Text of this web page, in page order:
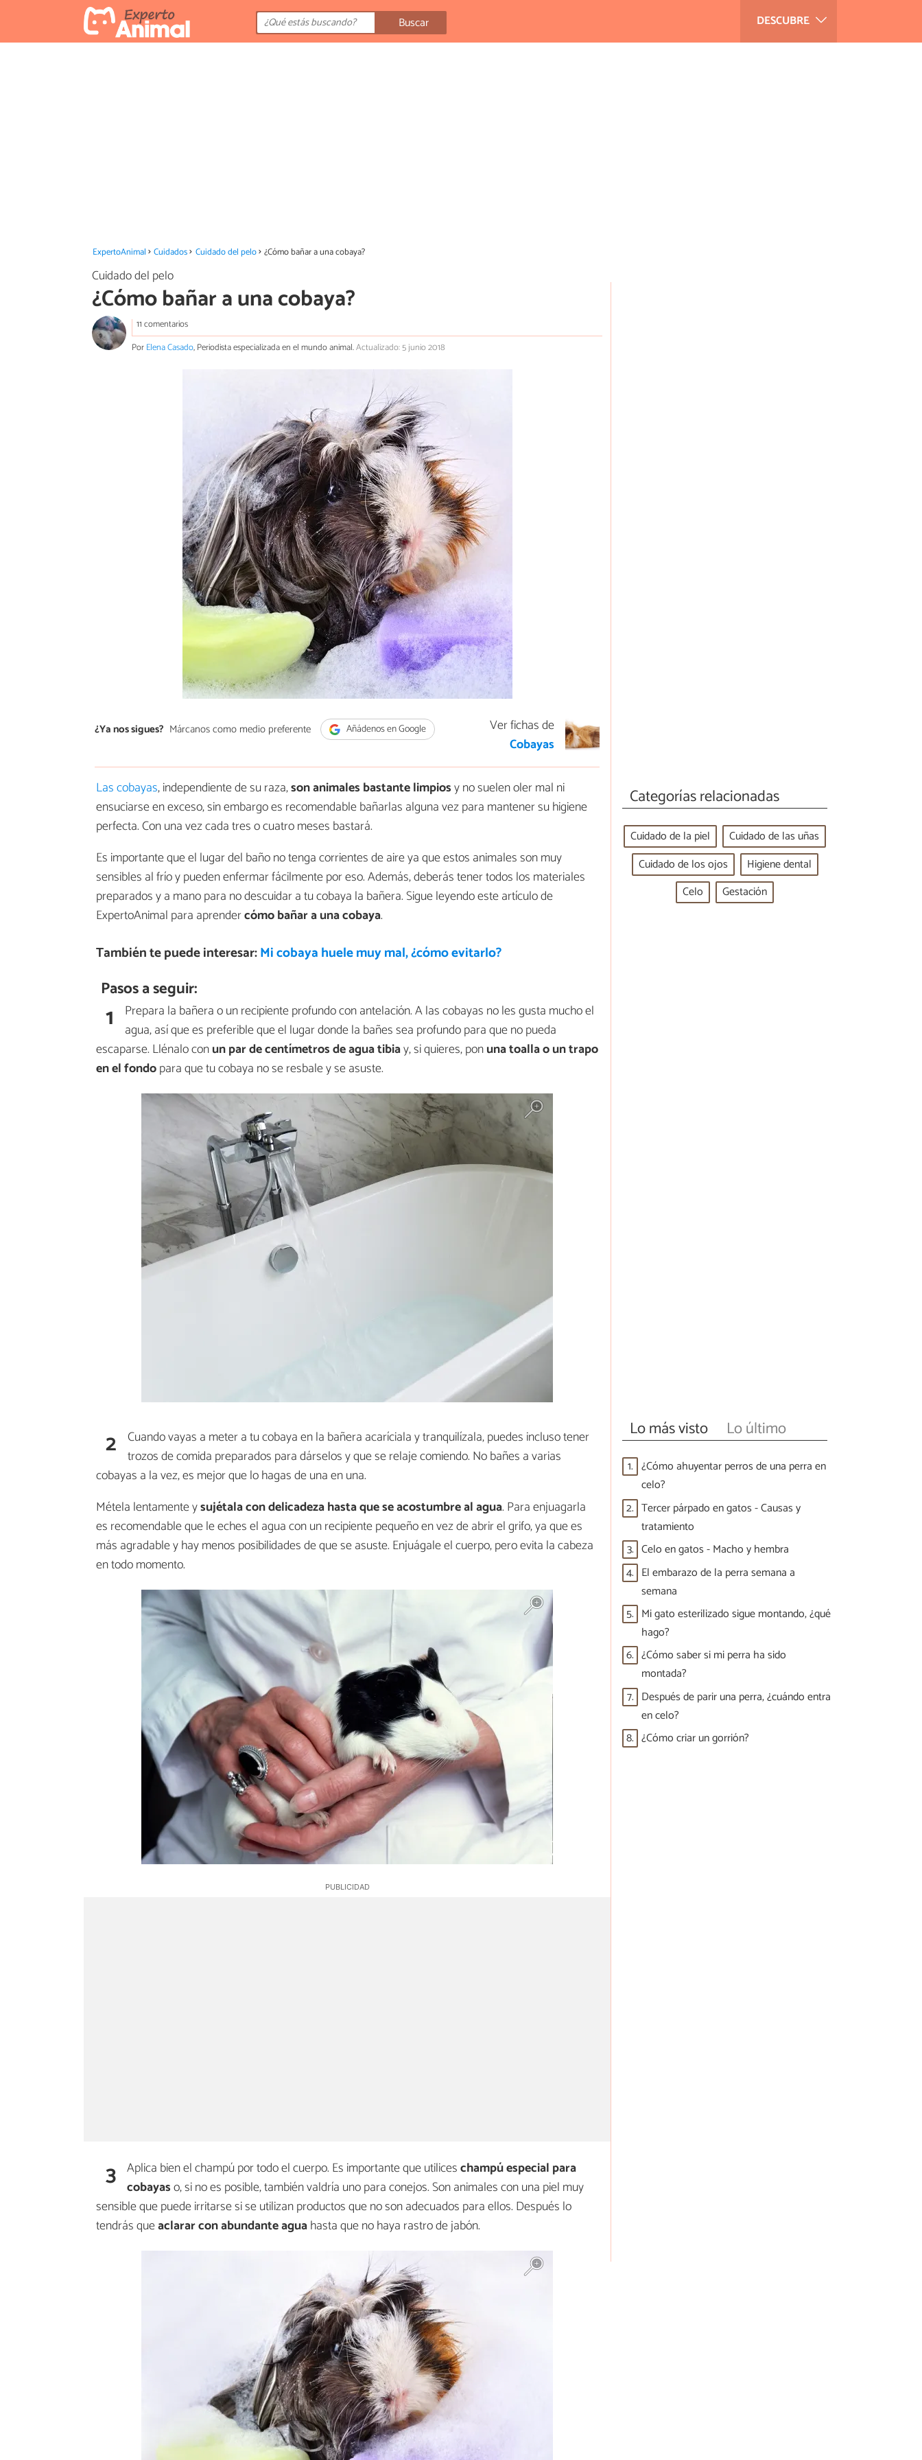
DESCUBRE
Buscar
ExpertoAnimal Cuidados Cuidado del pelo ¿Cómo bañar a una cobaya?
Cuidado del pelo
¿Cómo bañar a una cobaya?
11 comentarios
PorElena Casado, Periodista especializada en el mundo animal.Actualizado: 5 junio 2018
¿Ya nos sigues? Márcanos como medio preferente Añádenos en Google
Ver fichas de
Cobayas
Las cobayas, independiente de su raza,son animales bastante limpiosy no suelen oler mal ni
ensuciarse en exceso, sin embargo es recomendable bañarlas alguna vez para mantener su higiene
perfecta. Con una vez cada tres o cuatro meses bastará.
Es importante que el lugar del baño no tenga corrientes de aire ya que estos animales son muy
sensibles al frío y pueden enfermar fácilmente por eso. Además, deberás tener todos los materiales
preparados y a mano para no descuidar a tu cobaya la bañera. Sigue leyendo este artículo de
ExpertoAnimal para aprendercómo bañar a una cobaya.
También te puede interesar:Mi cobaya huele muy mal, ¿cómo evitarlo?
Pasos a seguir:
1
Prepara la bañera o un recipiente profundo con antelación. A las cobayas no les gusta mucho el
agua, así que es preferible que el lugar donde la bañes sea profundo para que no pueda
escaparse. Llénalo conun par de centímetros de agua tibiay, si quieres, ponuna toalla o un trapo
en el fondopara que tu cobaya no se resbale y se asuste.
2 Cuando vayas a meter a tu cobaya en la bañera acaríciala y tranquilízala, puedes incluso tener
trozos de comida preparados para dárselos y que se relaje comiendo. No bañes a varias
cobayas a la vez, es mejor que lo hagas de una en una.
Métela lentamente ysujétala con delicadeza hasta que se acostumbre al agua. Para enjuagarla
es recomendable que le eches el agua con un recipiente pequeño en vez de abrir el grifo, ya que es
más agradable y hay menos posibilidades de que se asuste. Enjuágale el cuerpo, pero evita la cabeza
en todo momento.
3 Aplica bien el champú por todo el cuerpo. Es importante que utiliceschampú especial para
cobayaso, si no es posible, también valdría uno para conejos. Son animales con una piel muy
sensible que puede irritarse si se utilizan productos que no son adecuados para ellos. Después lo
tendrás queaclarar con abundante aguahasta que no haya rastro de jabón.
Categorías relacionadas
Cuidado de la piel
Cuidado de las uñas
Cuidado de los ojos
Higiene dental
Celo
Gestación
Lo más visto Lo último
1. ¿Cómo ahuyentar perros de una perra en
celo?
2. Tercer párpado en gatos - Causas y
tratamiento
3. Celo en gatos - Macho y hembra
4. El embarazo de la perra semana a
semana
5. Mi gato esterilizado sigue montando, ¿qué
hago?
6. ¿Cómo saber si mi perra ha sido
montada?
7. Después de parir una perra, ¿cuándo entra
en celo?
8. ¿Cómo criar un gorrión?